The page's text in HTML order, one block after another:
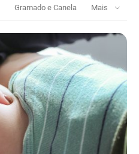
Gramado e Canela Mais